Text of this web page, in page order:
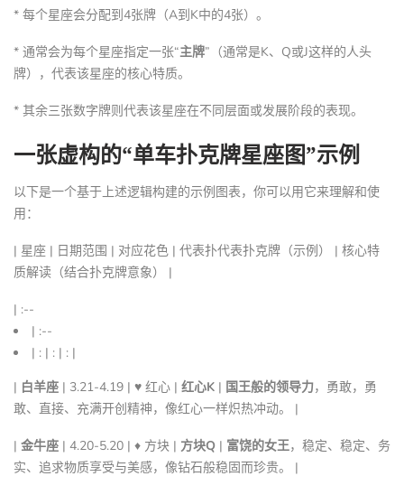
* 每个星座会分配到4张牌（A到K中的4张）。
* 通常会为每个星座指定一张“主牌”（通常是K、Q或J这样的人头
牌），代表该星座的核心特质。
* 其余三张数字牌则代表该星座在不同层面或发展阶段的表现。
一张虚构的“单车扑克牌星座图”示例
以下是一个基于上述逻辑构建的示例图表，你可以用它来理解和使
用：
| 星座 | 日期范围 | 对应花色 | 代表扑代表扑克牌（示例） | 核心特
质解读（结合扑克牌意象） |
| :--
| :--
| : | : | : |
| 白羊座 | 3.21-4.19 | ♥ 红心 | 红心K | 国王般的领导力，勇敢，勇
敢、直接、充满开创精神，像红心一样炽热冲动。 |
| 金牛座 | 4.20-5.20 | ♦ 方块 | 方块Q | 富饶的女王，稳定、稳定、务
实、追求物质享受与美感，像钻石般稳固而珍贵。 |